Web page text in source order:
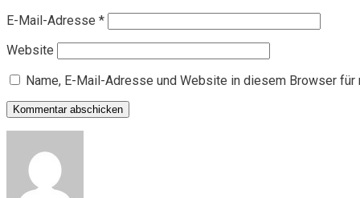
E-Mail-Adresse *
Website
Name, E-Mail-Adresse und Website in diesem Browser